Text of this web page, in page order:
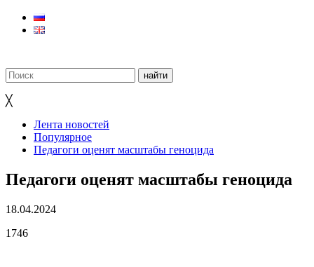
╳
Лента новостей
Популярное
Педагоги оценят масштабы геноцида
Педагоги оценят масштабы геноцида
18.04.2024
1746